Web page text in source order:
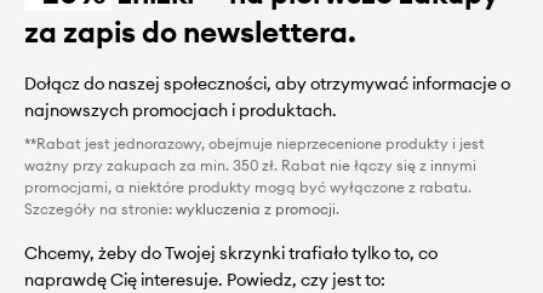
za zapis do newslettera.
Dołącz do naszej społeczności, aby otrzymywać informacje o
najnowszych promocjach i produktach.
**Rabat jest jednorazowy, obejmuje nieprzecenione produkty i jest
ważny przy zakupach za min. 350 zł. Rabat nie łączy się z innymi
promocjami, a niektóre produkty mogą być wyłączone z rabatu.
Szczegóły na stronie: wykluczenia z promocji.
Chcemy, żeby do Twojej skrzynki trafiało tylko to, co
naprawdę Cię interesuje. Powiedz, czy jest to: